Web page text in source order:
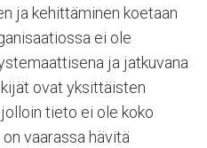
ja kehittäminen koetaan
ei ole
ja jatkuvana
ovat yksittäisten
tieto ei ole koko
vaarassa hävitä